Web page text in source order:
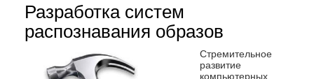
Разработка систем
распознавания образов
Стремительное
развитие
компьютерных